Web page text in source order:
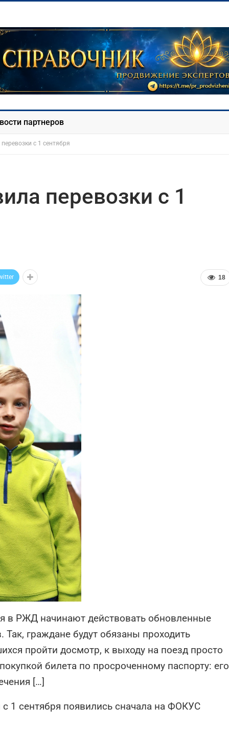
партнеров
с 1 сентября
перевозки с 1
18
в РЖД начинают действовать обновленные
граждане будут обязаны проходить
пройти досмотр, к выходу на поезд просто
билета по просроченному паспорту: его
[…]
1 сентября появились сначала на ФОКУС